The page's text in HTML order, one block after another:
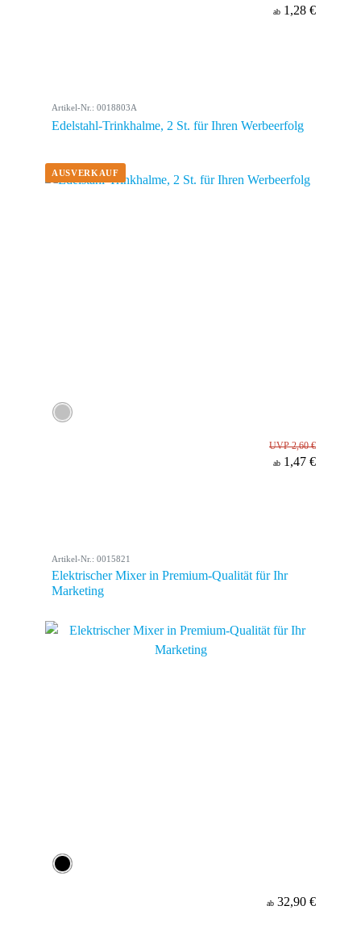
ab 1,28 €
Artikel-Nr.: 0018803A
Edelstahl-Trinkhalme, 2 St. für Ihren Werbeerfolg
UVP 2,60 €
ab 1,47 €
Artikel-Nr.: 0015821
Elektrischer Mixer in Premium-Qualität für Ihr
Marketing
ab 32,90 €